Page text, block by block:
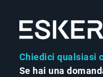
Chiedici qualsiasi
Se hai una